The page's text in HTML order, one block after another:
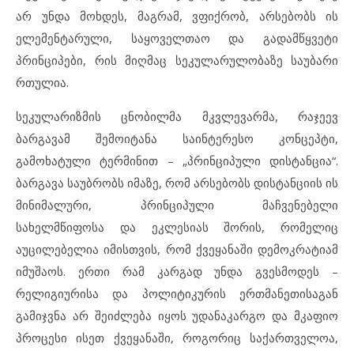
არ უნდა მოხდეს, მაგრამ, ვფიქრობ, არსებობს ის
ელემენტარული, საყოველთაო და გადამწყვეტი
პრინციპები, რის მიღმაც სეკულარულობაზე საუბარი
რთულია.
სეკულარიზმის ცნობილმა მკვლევარმა, რაჯეევ
ბარგავამ შემოიტანა საინტერესო კონცეპტი,
გამოხატული ტერმინით – „პრინციპული დისტანცია“.
ბარგავა საუბრობს იმაზე, რომ არსებობს დისტანციის ის
მინიმალური, პრინციპული მაჩვენებელი
სახელმწიფოსა და ეკლესიას შორის, რომელიც
აუცილებელია იმისთვის, რომ ქვეყანაში დემოკრატიამ
იმუშაოს. ერთი რამ კარგად უნდა გვესმოდეს –
რელიგიურისა და პოლიტიკურის ერთმანეთისაგან
გამიჯვნა არ შეიძლება იყოს უდანაკარგო და მკაფიო
პროცესი ისეთ ქვეყანაში, როგორიც საქართველოა,